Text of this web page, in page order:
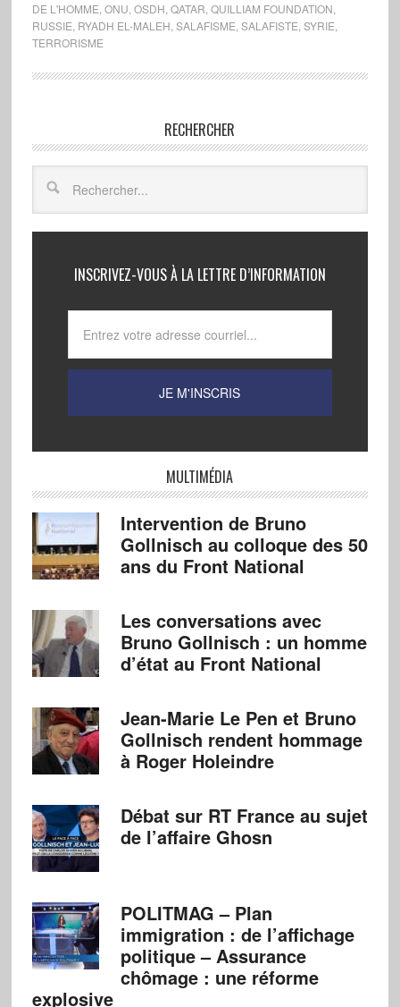
DE L'HOMME ONU OSDH QATAR QUILLIAM FOUNDATION
RUSSIE RYADH EL-MALEH SALAFISME SALAFISTE SYRIE
TERRORISME
RECHERCHER
INSCRIVEZ-VOUS À LA LETTRE D’INFORMATION
MULTIMÉDIA
Intervention de Bruno
Gollnisch au colloque des 50
ans du Front National
Les conversations avec
Bruno Gollnisch : un homme
d’état au Front National
Jean-Marie Le Pen et Bruno
Gollnisch rendent hommage
à Roger Holeindre
Débat sur RT France au sujet
de l’affaire Ghosn
POLITMAG – Plan
immigration : de l’affichage
politique – Assurance
chômage : une réforme
explosive